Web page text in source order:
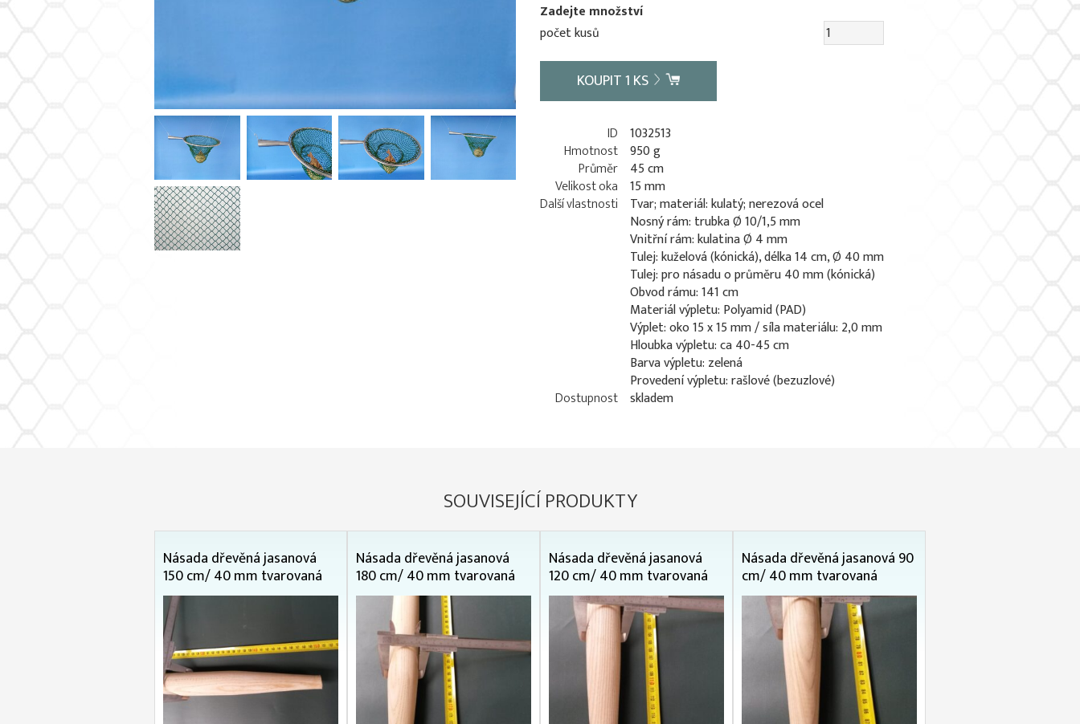
Zadejte množství
počet kusů
KOUPIT1 KS
ID 1032513
Hmotnost 950 g
Průměr 45 cm
Velikost oka 15 mm
Další vlastnosti
Tvar; materiál: kulatý; nerezová ocel
Nosný rám: trubka Ø 10/1,5 mm
Vnitřní rám: kulatina Ø 4 mm
Tulej: kuželová (kónická), délka 14 cm, Ø 40 mm
Tulej: pro násadu o průměru 40 mm (kónická)
Obvod rámu: 141 cm
Materiál výpletu: Polyamid (PAD)
Výplet: oko 15 x 15 mm / síla materiálu: 2,0 mm
Hloubka výpletu: ca 40-45 cm
Barva výpletu: zelená
Provedení výpletu: rašlové (bezuzlové)
Dostupnost skladem
SOUVISEJÍCÍ PRODUKTY
Násada dřevěná jasanová
150 cm/ 40 mm tvarovaná
Násada dřevěná jasanová
180 cm/ 40 mm tvarovaná
Násada dřevěná jasanová
120 cm/ 40 mm tvarovaná
Násada dřevěná jasanová 90
cm/ 40 mm tvarovaná